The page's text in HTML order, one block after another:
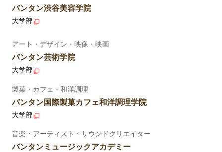
バンタン渋谷美容学院
大学部
アート・デザイン・映像・映画
バンタン芸術学院
大学部
製菓・カフェ・和洋調理
バンタン国際製菓カフェ和洋調理学院
大学部
音楽・アーティスト・サウンドクリエイター
バンタンミュージックアカデミー